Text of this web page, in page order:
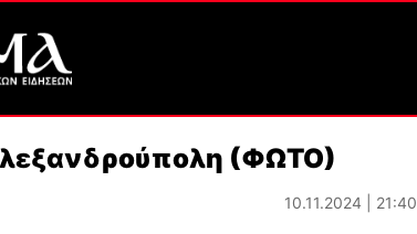
(ΦΩΤΟ)
10.11.2024 | 21:40